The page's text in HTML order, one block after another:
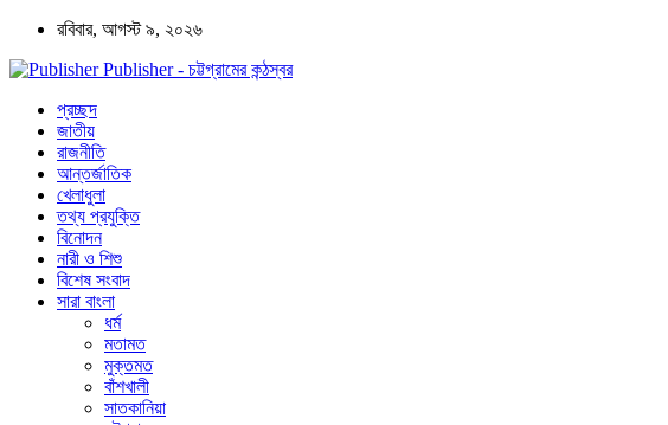
রবিবার, আগস্ট ৯, ২০২৬
Publisher - চট্টগ্রামের কন্ঠস্বর
প্রচ্ছদ
জাতীয়
রাজনীতি
আন্তর্জাতিক
খেলাধুলা
তথ্য প্রযুক্তি
বিনোদন
নারী ও শিশু
বিশেষ সংবাদ
সারা বাংলা
ধর্ম
মতামত
মুক্তমত
বাঁশখালী
সাতকানিয়া